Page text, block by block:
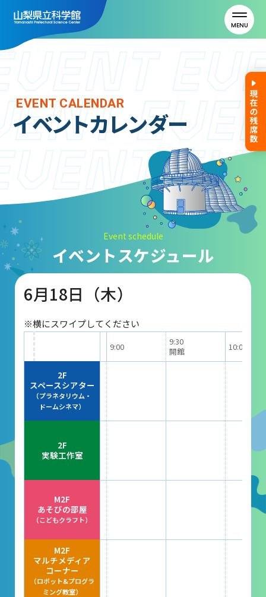
MENU
利用案内
山梨県立科学館について
団体予約受付
2026年度の利用はこちら
施設案内
フロアガイド
展望テラス・円形広場
スペースシアター
実験工作室
ミュージアムショップ
レストラン
あそびの部屋
マルチメディアコーナー
EVENT CALENDAR
イベントカレンダー
Event schedule
イベントスケジュール
6月18日（木）
※横にスワイプしてください
9:00
9:30
開館
10:00
2F
スペースシアター
（プラネタリウム・
ドームシネマ）
2F
実験工作室
M2F
あそびの部屋
（こどもクラフト）
M2F
マルチメディア
コーナー
（ロボット&プログラ
ミング教室）